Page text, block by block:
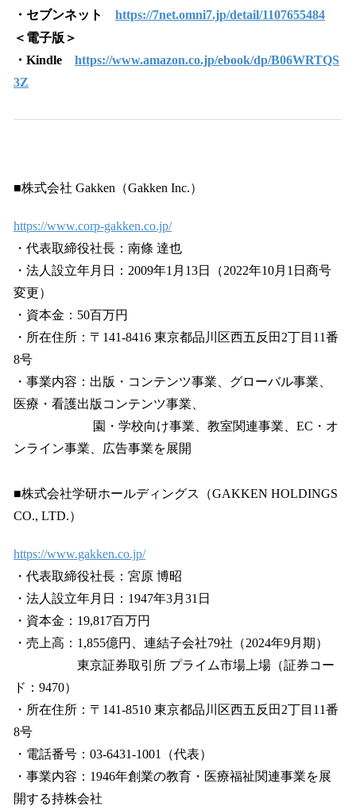
・セブンネット https://7net.omni7.jp/detail/1107655484
＜電子版＞
・Kindle https://www.amazon.co.jp/ebook/dp/B06WRTQS
3Z
■株式会社 Gakken（Gakken Inc.）
https://www.corp-gakken.co.jp/
・代表取締役社長：南條 達也
・法人設立年月日：2009年1月13日（2022年10月1日商号
変更）
・資本金：50百万円
・所在住所：〒141-8416 東京都品川区西五反田2丁目11番
8号
・事業内容：出版・コンテンツ事業、グローバル事業、
医療・看護出版コンテンツ事業、
園・学校向け事業、教室関連事業、EC・オ
ンライン事業、広告事業を展開
■株式会社学研ホールディングス（GAKKEN HOLDINGS
CO., LTD.）
https://www.gakken.co.jp/
・代表取締役社長：宮原 博昭
・法人設立年月日：1947年3月31日
・資本金：19,817百万円
・売上高：1,855億円、連結子会社79社（2024年9月期）
東京証券取引所 プライム市場上場（証券コー
ド：9470）
・所在住所：〒141-8510 東京都品川区西五反田2丁目11番
8号
・電話番号：03-6431-1001（代表）
・事業内容：1946年創業の教育・医療福祉関連事業を展
開する持株会社